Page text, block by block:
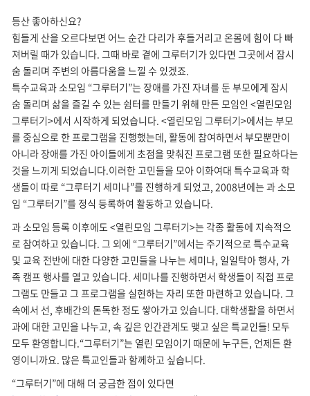
등산 좋아하신요?
힘들게 산을 오르다보면 어느 순간 다리가 후들거리고 온몸에 힘이 다 빠
져버릴 때가 있습니다. 그때 바로 곁에 그루터기가 있다면 그곳에서 잠시
숨 돌리며 주변의 아름다움을 느낄 수 있겠죠.
특수교육과 소모임 “그루터기”는 장애를 가진 자녀를 둔 부모에게 잠시
숨 돌리며 삶을 즐길 수 있는 쉼터를 만들기 위해 만든 모임인 <열린모임
그루터기>에서 시작하게 되었습니다. <열린모임 그루터기>에서는 부모
를 중심으로 한 프로그램을 진행했는데, 활동에 참여하면서 부모뿐만이
아니라 장애를 가진 아이들에게 초점을 맞춰진 프로그램 또한 필요하다는
것을 느끼게 되었습니다.이러한 고민들을 모아 이화여대 특수교육과 학
생들이 따로 “그루터기 세미나”를 진행하게 되었고, 2008년에는 과 소모
임 “그루터기”를 정식 등록하여 활동하고 있습니다.
과 소모임 등록 이후에도 <열린모임 그루터기>는 각종 활동에 지속적으
로 참여하고 있습니다. 그 외에 “그루터기”에서는 주기적으로 특수교육
및 교육 전반에 대한 다양한 고민들을 나누는 세미나, 일일탁아 행사, 가
족 캠프 행사를 열고 있습니다. 세미나를 진행하면서 학생들이 직접 프로
그램도 만들고 그 프로그램을 실현하는 자리 또한 마련하고 있습니다. 그
속에서 선, 후배간의 돈독한 정도 쌓아가고 있습니다. 대학생활을 하면서
과에 대한 고민을 나누고, 속 깊은 인간관계도 맺고 싶은 특교인들! 모두
모두 환영합니다.“그루터기”는 열린 모임이기 때문에 누구든, 언제든 환
영이니까요. 많은 특교인들과 함께하고 싶습니다.
“그루터기”에 대해 더 궁금한 점이 있다면